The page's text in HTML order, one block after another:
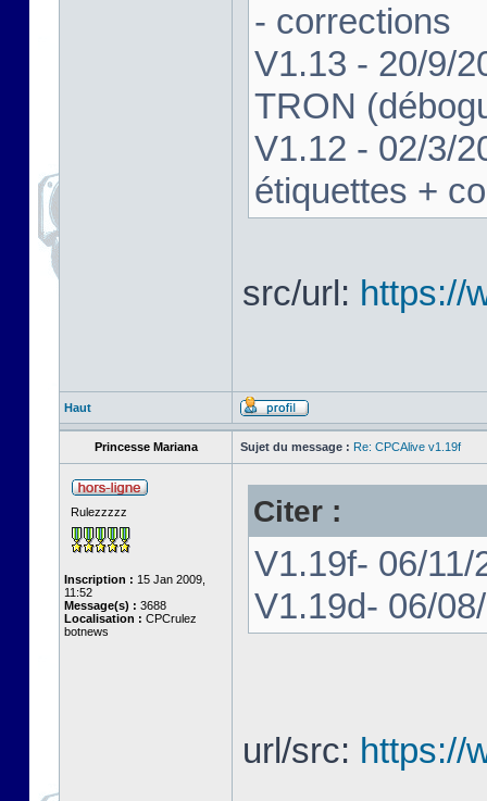
- corrections
V1.13 - 20/9/
TRON
V1.12 - 02/3/
étiquettes +
src/url: https://
Haut
Princesse Mariana Sujet du message : Re: CPCAlive v1.19f
Rulezzzzz
Inscription : 15 Jan 2009,
11:52
Message(s) : 3688
Localisation : CPCrulez
botnews
Citer :
V1.19f- 06/
V1.19d- 06/
url/src: https://